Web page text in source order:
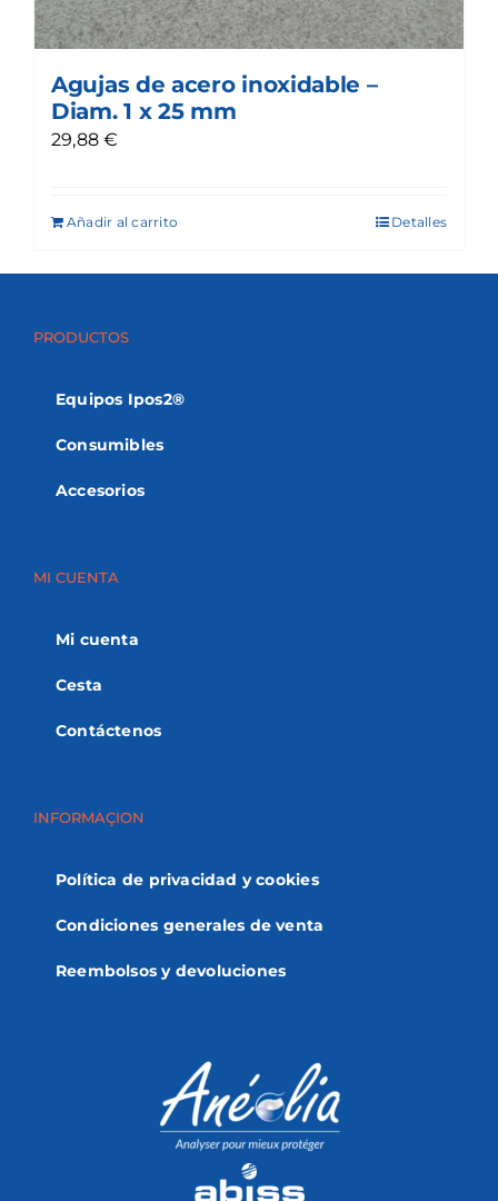
Agujas de acero inoxidable –
Diam. 1 x 25 mm
29,88€
Añadir al carrito Detalles
PRODUCTOS
Equipos Ipos2®
Consumibles
Accesorios
MI CUENTA
Mi cuenta
Cesta
Contáctenos
INFORMAÇION
Política de privacidad y cookies
Condiciones generales de venta
Reembolsos y devoluciones